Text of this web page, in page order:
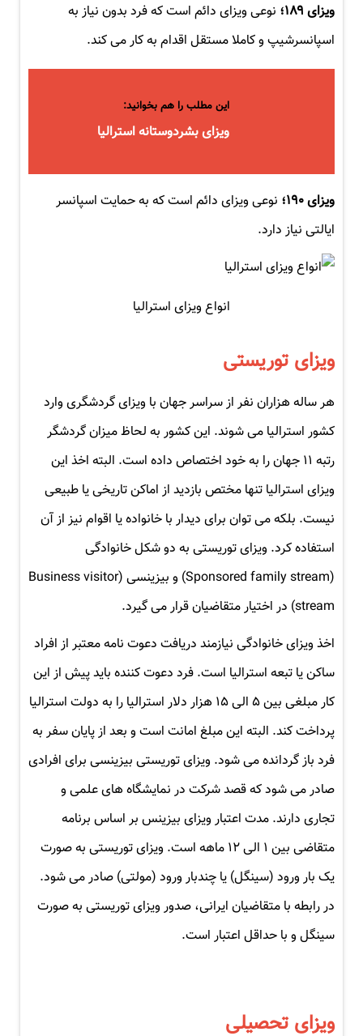
ویزای ۱۸۹؛
نوعی ویزای دائم است که فرد بدون نیاز به
اسپانسرشیپ و کاملا مستقل اقدام به کار می کند.
این مطلب را هم بخوانید:
ویزای بشردوستانه استرالیا
ویزای ۱۹۰؛
نوعی ویزای دائم است که به حمایت اسپانسر
ایالتی نیاز دارد.
انواع ویزای استرالیا
ویزای توریستی
هر ساله هزاران نفر از سراسر جهان با ویزای گردشگری وارد
کشور استرالیا می شوند. این کشور به لحاظ میزان گردشگر
رتبه ۱۱ جهان را به خود اختصاص داده است. البته اخذ این
ویزای استرالیا تنها مختص بازدید از اماکن تاریخی یا طبیعی
نیست. بلکه می توان برای دیدار با خانواده یا اقوام نیز از آن
استفاده کرد. ویزای توریستی به دو شکل خانوادگی
(Sponsored family stream) و بیزینسی (Business visitor
stream) در اختیار متقاضیان قرار می گیرد.
اخذ ویزای خانوادگی نیازمند دریافت دعوت نامه معتبر از افراد
ساکن یا تبعه استرالیا است. فرد دعوت کننده باید پیش از این
کار مبلغی بین ۵ الی ۱۵ هزار دلار استرالیا را به دولت استرالیا
پرداخت کند. البته این مبلغ امانت است و بعد از پایان سفر به
فرد باز گردانده می شود. ویزای توریستی بیزینسی برای افرادی
صادر می شود که قصد شرکت در نمایشگاه های علمی و
تجاری دارند. مدت اعتبار ویزای بیزینس بر اساس برنامه
متقاضی بین ۱ الی ۱۲ ماهه است. ویزای توریستی به صورت
یک بار ورود (سینگل) یا چندبار ورود (مولتی) صادر می شود.
در رابطه با متقاضیان ایرانی، صدور ویزای توریستی به صورت
سینگل و با حداقل اعتبار است.
ویزای تحصیلی